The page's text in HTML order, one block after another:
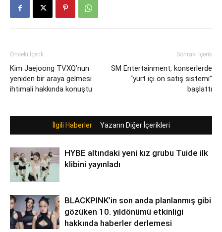
Önceki İçerik
Kim Jaejoong TVXQ’nun
yeniden bir araya gelmesi
ihtimali hakkında konuştu
Sonraki İçerik
SM Entertainment, konserlerde
“yurt içi ön satış sistemi”
başlattı
İlgili Haberler Yazarın Diğer İçerikleri
HYBE altındaki yeni kız grubu Tuide ilk
klibini yayınladı
BLACKPINK’in son anda planlanmış gibi
gözüken 10. yıldönümü etkinliği
hakkında haberler derlemesi